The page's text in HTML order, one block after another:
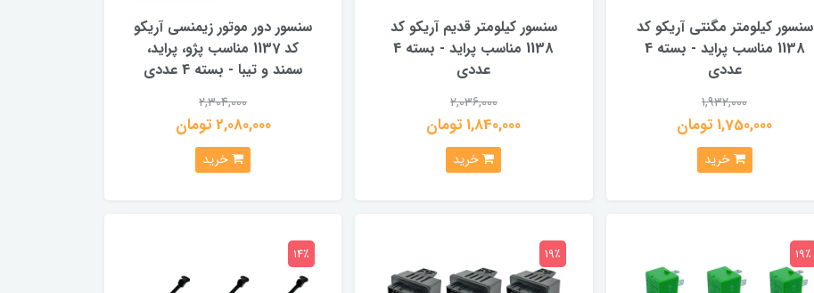
سنسور کیلومتر مگنتی آریکو کد
1138 مناسب پراید - بسته 4
عددی
1,932,000
1,750,000 تومان
خرید
سنسور کیلومتر قدیم آریکو کد
1138 مناسب پراید - بسته 4
عددی
2,036,000
1,840,000 تومان
خرید
سنسور دور موتور زیمنسی آریکو
کد 1137 مناسب پژو، پراید،
سمند و تیبا - بسته 4 عددی
2,304,000
2,080,000 تومان
خرید
19٪ 19٪ 14٪